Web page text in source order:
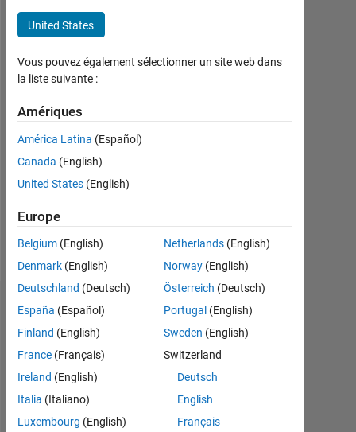
2 ans il
y a
Actif
depuis
0
Following:
Follow
Tableau de bord
MATLAB Answers
United States
Vous pouvez également sélectionner un site web dans
la liste suivante :
Amériques
América Latina (Español)
Canada (English)
United States (English)
Europe
Belgium (English)
Denmark (English)
Deutschland (Deutsch)
España (Español)
Finland (English)
France (Français)
Ireland (English)
Italia (Italiano)
Luxembourg (English)
Netherlands(English)
Norway(English)
Österreich (Deutsch)
Portugal (English)
Sweden (English)
Switzerland
Deutsch
English
Français